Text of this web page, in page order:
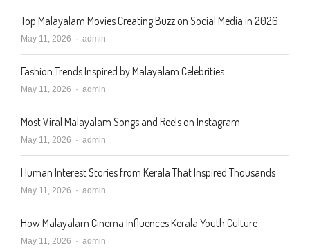
Top Malayalam Movies Creating Buzz on Social Media in 2026
May 11, 2026 Author
admin
Fashion Trends Inspired by Malayalam Celebrities
May 11, 2026 Author
admin
Most Viral Malayalam Songs and Reels on Instagram
May 11, 2026 Author
admin
Human Interest Stories from Kerala That Inspired Thousands
May 11, 2026 Author
admin
How Malayalam Cinema Influences Kerala Youth Culture
May 11, 2026 Author
admin